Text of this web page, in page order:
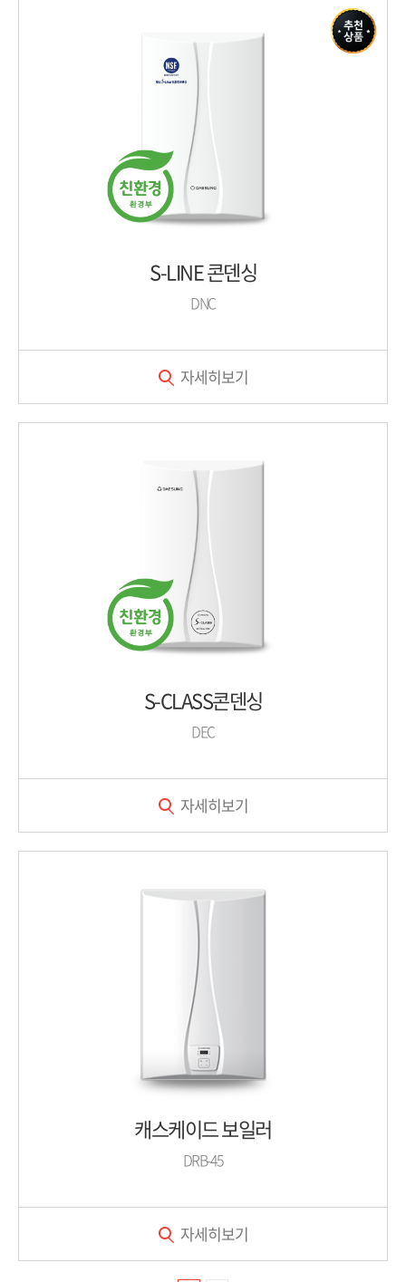
S-LINE 콘덴싱
DNC
자세히보기
S-CLASS콘덴싱
DEC
자세히보기
캐스케이드 보일러
DRB-45
자세히보기